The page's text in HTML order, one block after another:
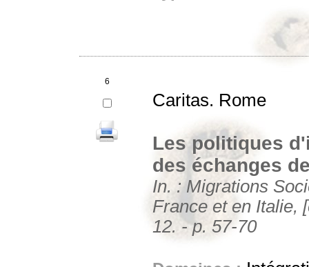
6
Caritas. Rome
Les politiques
des échanges
In. : Migrations
France et en Italie,
12. - p. 57-70